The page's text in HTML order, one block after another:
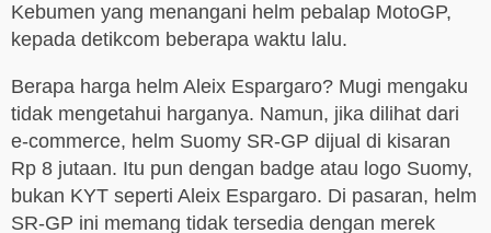
Kebumen yang menangani helm pebalap MotoGP,
kepada detikcom beberapa waktu lalu.
Berapa harga helm Aleix Espargaro? Mugi mengaku
tidak mengetahui harganya. Namun, jika dilihat dari
e-commerce, helm Suomy SR-GP dijual di kisaran
Rp 8 jutaan. Itu pun dengan badge atau logo Suomy,
bukan KYT seperti Aleix Espargaro. Di pasaran, helm
SR-GP ini memang tidak tersedia dengan merek